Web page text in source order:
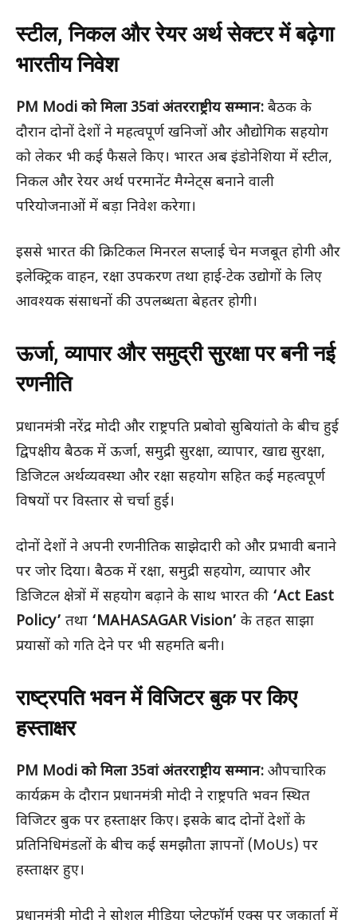
स्टील, निकल और रेयर अर्थ सेक्टर में बढ़ेगा
भारतीय निवेश
PM Modi को मिला 35वां अंतरराष्ट्रीय सम्मान: बैठक के
दौरान दोनों देशों ने महत्वपूर्ण खनिजों और औद्योगिक सहयोग
को लेकर भी कई फैसले किए। भारत अब इंडोनेशिया में स्टील,
निकल और रेयर अर्थ परमानेंट मैग्नेट्स बनाने वाली
परियोजनाओं में बड़ा निवेश करेगा।
इससे भारत की क्रिटिकल मिनरल सप्लाई चेन मजबूत होगी और
इलेक्ट्रिक वाहन, रक्षा उपकरण तथा हाई-टेक उद्योगों के लिए
आवश्यक संसाधनों की उपलब्धता बेहतर होगी।
ऊर्जा, व्यापार और समुद्री सुरक्षा पर बनी नई
रणनीति
प्रधानमंत्री नरेंद्र मोदी और राष्ट्रपति प्रबोवो सुबियांतो के बीच हुई
द्विपक्षीय बैठक में ऊर्जा, समुद्री सुरक्षा, व्यापार, खाद्य सुरक्षा,
डिजिटल अर्थव्यवस्था और रक्षा सहयोग सहित कई महत्वपूर्ण
विषयों पर विस्तार से चर्चा हुई।
दोनों देशों ने अपनी रणनीतिक साझेदारी को और प्रभावी बनाने
पर जोर दिया। बैठक में रक्षा, समुद्री सहयोग, व्यापार और
डिजिटल क्षेत्रों में सहयोग बढ़ाने के साथ भारत की ‘Act East
Policy’ तथा ‘MAHASAGAR Vision’ के तहत साझा
प्रयासों को गति देने पर भी सहमति बनी।
राष्ट्रपति भवन में विजिटर बुक पर किए
हस्ताक्षर
PM Modi को मिला 35वां अंतरराष्ट्रीय सम्मान: औपचारिक
कार्यक्रम के दौरान प्रधानमंत्री मोदी ने राष्ट्रपति भवन स्थित
विजिटर बुक पर हस्ताक्षर किए। इसके बाद दोनों देशों के
प्रतिनिधिमंडलों के बीच कई समझौता ज्ञापनों (MoUs) पर
हस्ताक्षर हुए।